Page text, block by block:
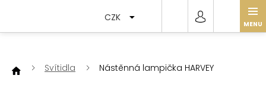
CZK
Svítidla Nástěnná lampička HARVEY